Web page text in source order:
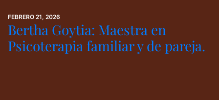
FEBRERO 21, 2026
Bertha Goytia: Maestra en
Psicoterapia familiar y de pareja.